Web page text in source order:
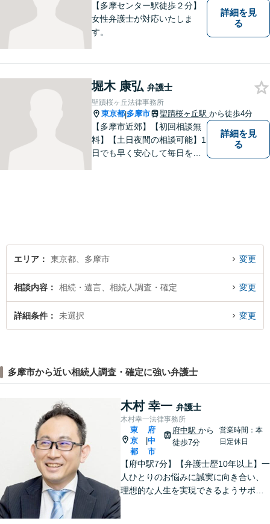
【多摩センター駅徒歩２分】
女性弁護士が対応いたしま
す。
詳細を見
る
堀木 康弘 弁護士
聖蹟桜ヶ丘法律事務所
東京都|多摩市 聖蹟桜ヶ丘駅 から徒歩4分
【多摩市近郊】【初回相談無
料】【土日夜間の相談可能】1
日でも早く安心して毎日を過
詳細を見
る
エリア 東京都、多摩市 変更
相談内容 相続・遺言、相続人調査・確定 変更
詳細条件 未選択 変更
多摩市から近い相続人調査・確定に強い弁護士
木村 幸一 弁護士
木村幸一法律事務所
東
京
都
府
中
市
府中駅から
徒歩7分
営業時間：本
日定休日
【府中駅7分】【弁護士歴10年以上】一
人ひとりのお悩みに誠実に向き合い、
理想的な人生を実現できるようサポー